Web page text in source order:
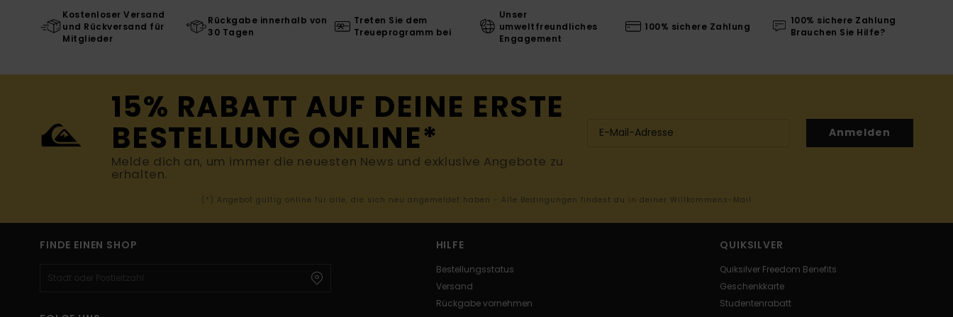
Kostenloser Versand
und Rückversand für
Mitglieder
Rückgabe innerhalb von
30 Tagen
Treten Sie dem
Treueprogramm bei
Unser
umweltfreundliches
Engagement
100% sichere Zahlung
100% sichere Zahlung
Brauchen Sie Hilfe?
15% RABATT AUF DEINE ERSTE
BESTELLUNG ONLINE*
Melde dich an, um immer die neuesten News und exklusive Angebote zu
erhalten.
Anmelden
(*) Angebot gültig online für alle, die sich neu angemeldet haben - Alle Bedingungen findest du in deiner Willkommens-Mail
FINDE EINEN SHOP HILFE
Bestellungsstatus
Versand
Rückgabe vornehmen
QUIKSILVER
Quiksilver Freedom Benefits
Geschenkkarte
Studentenrabatt